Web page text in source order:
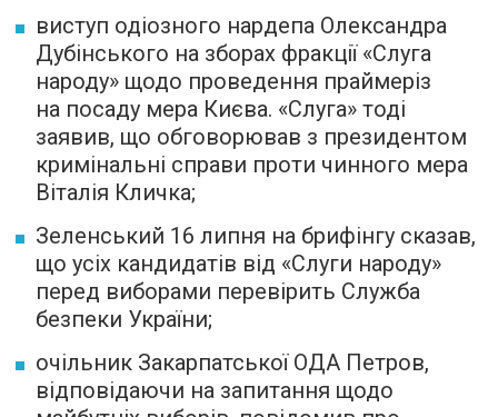
виступ одіозного нардепа Олександра
Дубінського на зборах фракції «Слуга
народу» щодо проведення праймеріз
на посаду мера Києва. «Слуга» тоді
заявив, що обговорював з президентом
кримінальні справи проти чинного мера
Віталія Кличка;
Зеленський 16 липня на брифінгу сказав,
що усіх кандидатів від «Слуги народу»
перед виборами перевірить Служба
безпеки України;
очільник Закарпатської ОДА Петров,
відповідаючи на запитання щодо